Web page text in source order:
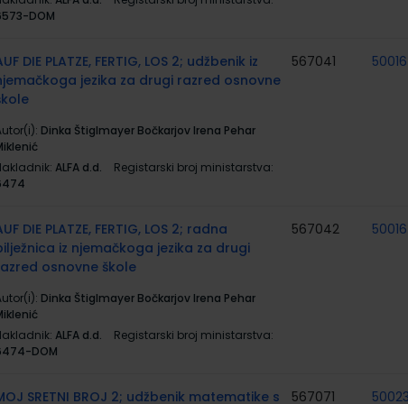
DOM
DIE PLATZE, FERTIG, LOS 2; udžbenik iz
jezika za drugi razred osnovne
Dinka Štiglmayer Bočkarjov Irena Pehar
ALFA d.d.
Registarski broj ministarstva:
567041
DIE PLATZE, FERTIG, LOS 2; radna
iz njemačkoga jezika za drugi
osnovne škole
Dinka Štiglmayer Bočkarjov Irena Pehar
ALFA d.d.
Registarski broj ministarstva:
DOM
567042
SRETNI BROJ 2; udžbenik matematike s
567071